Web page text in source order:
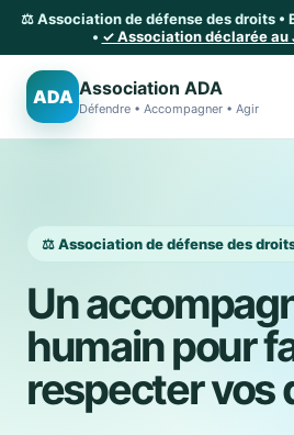
⚖️ Association de défense des droits •
• ✓ Association déclarée au
ADA Association ADA
Défendre • Accompagner • Agir
⚖️ Association de défense des
Un
humain pour
respecter vos